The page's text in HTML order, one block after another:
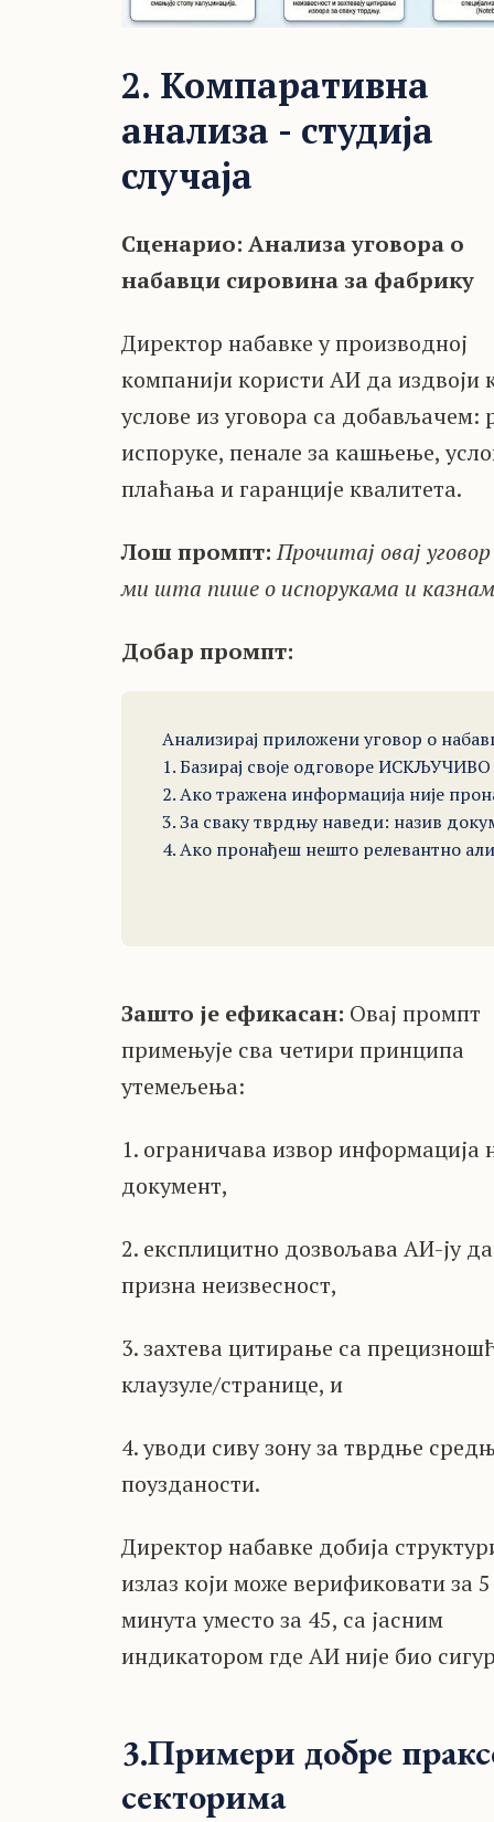
2. Компаративна
анализа - студија
случаја
Сценарио: Анализа уговора о
набавци сировина за фабрику
Директор набавке у производној
компанији користи АИ да издвоји
услове из уговора са добављачем:
испоруке, пенале за кашњење,
плаћања и гаранције квалитета.
Лoш промпт:Прочитај овај
ми шта пише о испорукама и
Добар промпт:
Анализирај приложени уговор о
1. Базирај своје одговоре
2. Ако тражена информација није
3. За сваку тврдњу наведи: назив
4. Ако пронађеш нешто релевантно
Зашто је ефикасан: Овај промпт
примењује сва четири принципа
утемељења:
1. ограничава извор информација
документ,
2. експлицитно дозвољава АИ-ју да
призна неизвесност,
3. захтева цитирање са
клаузуле/странице, и
4. уводи сиву зону за тврдње
поузданости.
Директор набавке добија
излаз који може верификовати за 5
минута уместо за 45, са јасним
индикатором где АИ није био
3.Примери добре
секторима